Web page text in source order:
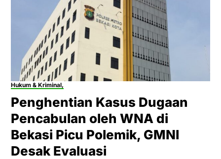
Hukum & Kriminal,
Penghentian Kasus Dugaan
Pencabulan oleh WNA di
Bekasi Picu Polemik, GMNI
Desak Evaluasi